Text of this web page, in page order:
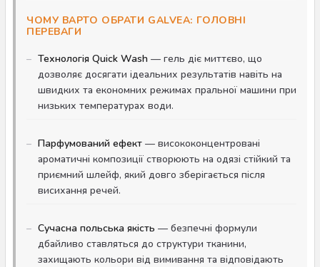
ЧОМУ ВАРТО ОБРАТИ GALVEA: ГОЛОВНІ
ПЕРЕВАГИ
Технологія Quick Wash — гель діє миттєво, що
дозволяє досягати ідеальних результатів навіть на
швидких та економних режимах пральної машини при
низьких температурах води.
Парфумований ефект — висококонцентровані
ароматичні композиції створюють на одязі стійкий та
приємний шлейф, який довго зберігається після
висихання речей.
Сучасна польська якість — безпечні формули
дбайливо ставляться до структури тканини,
захищають кольори від вимивання та відповідають